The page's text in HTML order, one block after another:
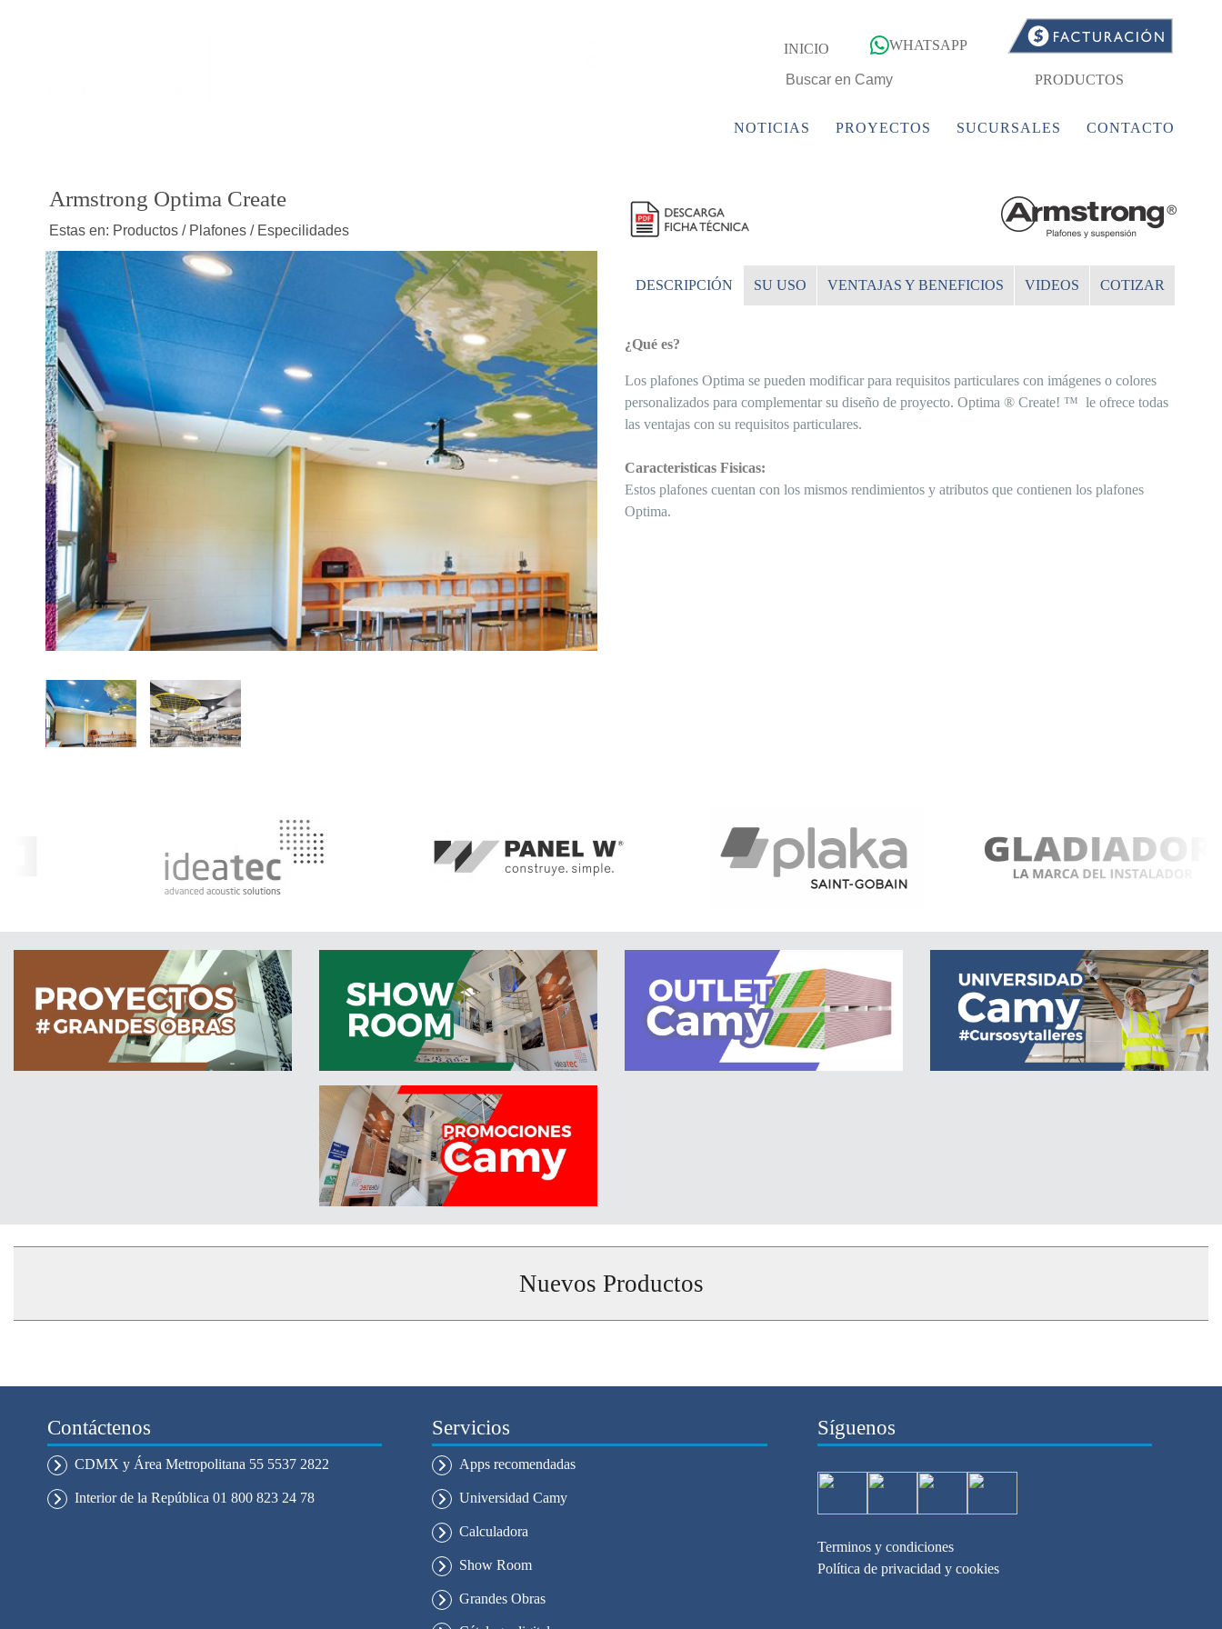
INICIO WHATSAPP
PRODUCTOS
NOTICIAS PROYECTOS SUCURSALES CONTACTO
Armstrong Optima Create
Estas en: Productos / Plafones / Especilidades
DESCRIPCIÓN SU USO VENTAJAS Y BENEFICIOS VIDEOS COTIZAR
¿Qué es?
Los plafones Optima se pueden modificar para requisitos particulares con imágenes o colores
personalizados para complementar su diseño de proyecto. Optima ® Create! ™ le ofrece todas
las ventajas con su requisitos particulares.
Caracteristicas Fisicas:
Estos plafones cuentan con los mismos rendimientos y atributos que contienen los plafones
Optima.
Nuevos Productos
Contáctenos
CDMX y Área Metropolitana 55 5537 2822
Interior de la República 01 800 823 24 78
Servicios
Apps recomendadas
Universidad Camy
Calculadora
Show Room
Grandes Obras
Síguenos
Terminos y condiciones
Política de privacidad y cookies